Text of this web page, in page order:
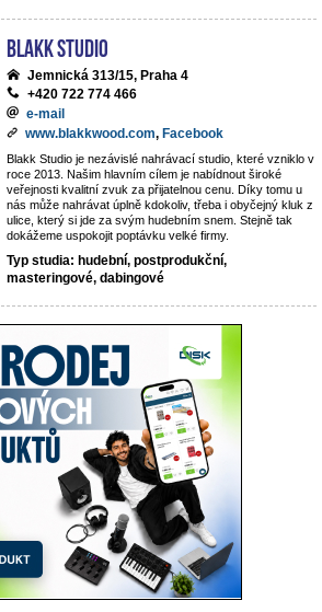
Blakk Studio
Jemnická 313/15, Praha 4
+420 722 774 466
e-mail
www.blakkwood.com, Facebook
Blakk Studio je nezávislé nahrávací studio, které vzniklo v
roce 2013. Našim hlavním cílem je nabídnout široké
veřejnosti kvalitní zvuk za přijatelnou cenu. Díky tomu u
nás může nahrávat úplně kdokoliv, třeba i obyčejný kluk z
ulice, který si jde za svým hudebním snem. Stejně tak
dokážeme uspokojit poptávku velké firmy.
Typ studia: hudební, postprodukční,
masteringové, dabingové